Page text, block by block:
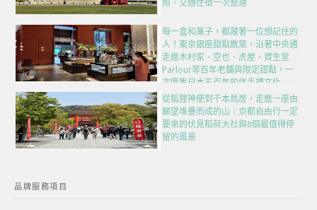
每一盒和菓子，都藏著一位想記住的
人！東京銀座甜點散策，沿著中央通
走進木村家、空也、虎屋、資生堂
Parlour等百年老舖與限定甜點，一
次匯集日本五百年的伴手禮文化
從狐狸神使到千本鳥居，走進一座由
願望堆疊而成的山｜京都自由行一定
要來的伏見稻荷大社與8個最值得停
留的風景
品牌服務項目